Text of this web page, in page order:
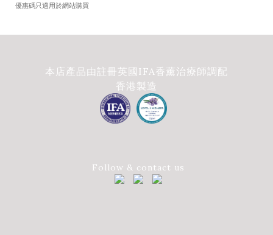
優惠碼只適用於網站購買
本店產品由註冊英國IFA香薰治療師調配
香港製造
Follow & contact us